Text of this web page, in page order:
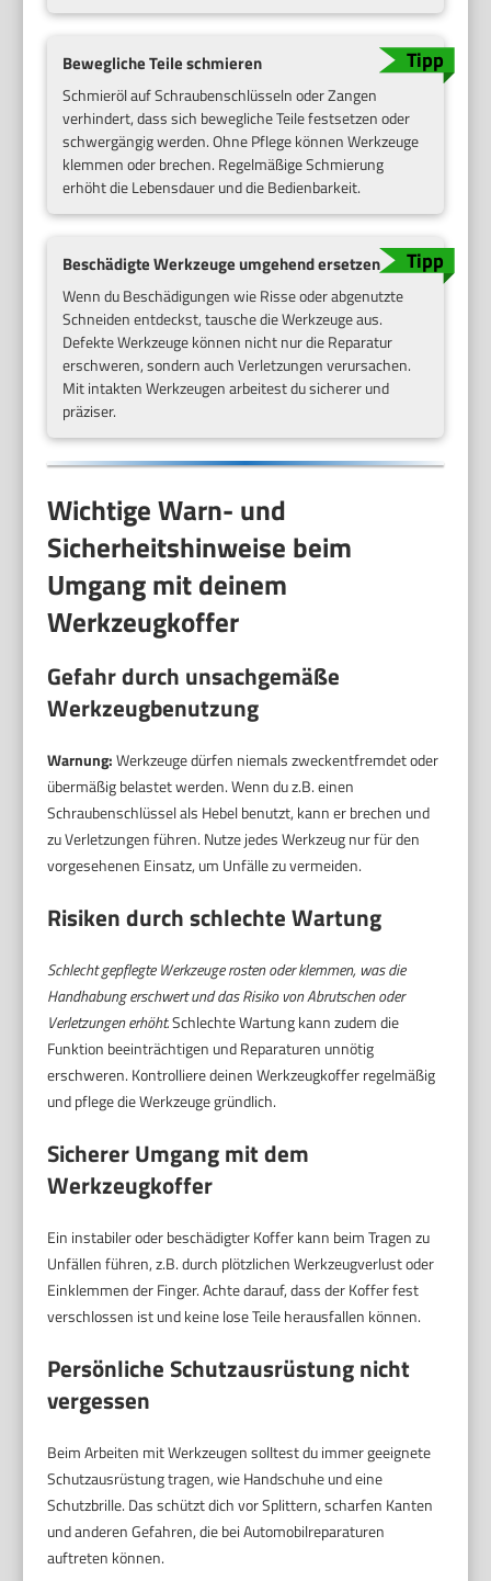
Bewegliche Teile schmieren
Schmieröl auf Schraubenschlüsseln oder Zangen
verhindert, dass sich bewegliche Teile festsetzen oder
schwergängig werden. Ohne Pflege können Werkzeuge
klemmen oder brechen. Regelmäßige Schmierung
erhöht die Lebensdauer und die Bedienbarkeit.
Beschädigte Werkzeuge umgehend ersetzen
Wenn du Beschädigungen wie Risse oder abgenutzte
Schneiden entdeckst, tausche die Werkzeuge aus.
Defekte Werkzeuge können nicht nur die Reparatur
erschweren, sondern auch Verletzungen verursachen.
Mit intakten Werkzeugen arbeitest du sicherer und
präziser.
Wichtige Warn- und
Sicherheitshinweise beim
Umgang mit deinem
Werkzeugkoffer
Gefahr durch unsachgemäße
Werkzeugbenutzung
Warnung:Werkzeuge dürfen niemals zweckentfremdet oder
übermäßig belastet werden. Wenn du z.B. einen
Schraubenschlüssel als Hebel benutzt, kann er brechen und
zu Verletzungen führen. Nutze jedes Werkzeug nur für den
vorgesehenen Einsatz, um Unfälle zu vermeiden.
Risiken durch schlechte Wartung
Schlecht gepflegte Werkzeuge rosten oder klemmen, was die
Handhabung erschwert und das Risiko von Abrutschen oder
Verletzungen erhöht.Schlechte Wartung kann zudem die
Funktion beeinträchtigen und Reparaturen unnötig
erschweren. Kontrolliere deinen Werkzeugkoffer regelmäßig
und pflege die Werkzeuge gründlich.
Sicherer Umgang mit dem
Werkzeugkoffer
Ein instabiler oder beschädigter Koffer kann beim Tragen zu
Unfällen führen, z.B. durch plötzlichen Werkzeugverlust oder
Einklemmen der Finger. Achte darauf, dass der Koffer fest
verschlossen ist und keine lose Teile herausfallen können.
Persönliche Schutzausrüstung nicht
vergessen
Beim Arbeiten mit Werkzeugen solltest du immer geeignete
Schutzausrüstung tragen, wie Handschuhe und eine
Schutzbrille. Das schützt dich vor Splittern, scharfen Kanten
und anderen Gefahren, die bei Automobilreparaturen
auftreten können.